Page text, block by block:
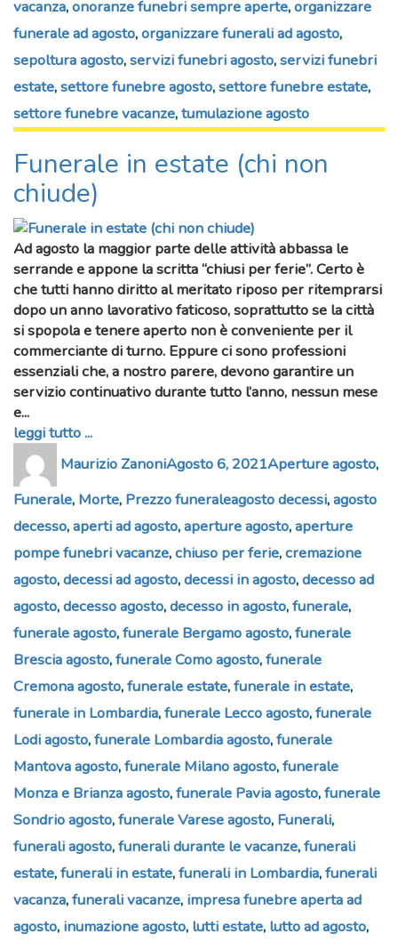
vacanza,onoranze funebri sempre aperte,organizzare
funerale ad agosto,organizzare funerali ad agosto,
sepoltura agosto,servizi funebri agosto,servizi funebri
estate,settore funebre agosto,settore funebre estate,
settore funebre vacanze,tumulazione agosto
Funerale in estate (chi non
chiude)
Adagosto la maggior parte delle attività abbassa le
serrande e appone la scritta “chiusi per ferie”. Certo è
che tutti hanno diritto al meritato riposo per ritemprarsi
dopo un anno lavorativo faticoso, soprattutto se la città
si spopola e tenere aperto non è conveniente per il
commerciante di turno. Eppure ci sono professioni
essenziali che, a nostro parere, devono garantire un
servizio continuativodurante tutto l’anno, nessun mese
e...
leggi tutto ...
Maurizio Zanonion
Agosto 6, 2021Aperture agosto,
Funerale, Morte, Prezzo funeraleTags
agosto decessi,agosto
decesso,aperti ad agosto,aperture agosto,aperture
pompe funebri vacanze,chiuso per ferie,cremazione
agosto,decessi ad agosto,decessi in agosto,decesso ad
agosto,decesso agosto,decesso in agosto,funerale,
funerale agosto,funerale Bergamo agosto,funerale
Brescia agosto,funerale Como agosto,funerale
Cremona agosto,funerale estate,funerale in estate,
funerale in Lombardia,funerale Lecco agosto,funerale
Lodi agosto,funerale Lombardia agosto,funerale
Mantova agosto,funerale Milano agosto,funerale
Monza e Brianza agosto,funerale Pavia agosto,funerale
Sondrio agosto,funerale Varese agosto, Funerali,
funerali agosto,funerali durante le vacanze,funerali
estate,funerali in estate,funerali in Lombardia,funerali
vacanza,funerali vacanze, impresa funebre aperta ad
agosto, inumazione agosto, lutti estate, lutto ad agosto,